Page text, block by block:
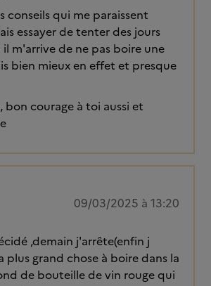
conseils qui me paraissent
essayer de tenter des jours
il m'arrive de ne pas boire une
bien mieux en effet et presque
bon courage à toi aussi et
09/03/2025 à 13:20
,demain j'arrête(enfin j
plus grand chose à boire dans la
de bouteille de vin rouge qui